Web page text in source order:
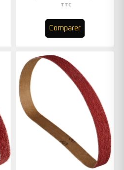
TTC
Comparer